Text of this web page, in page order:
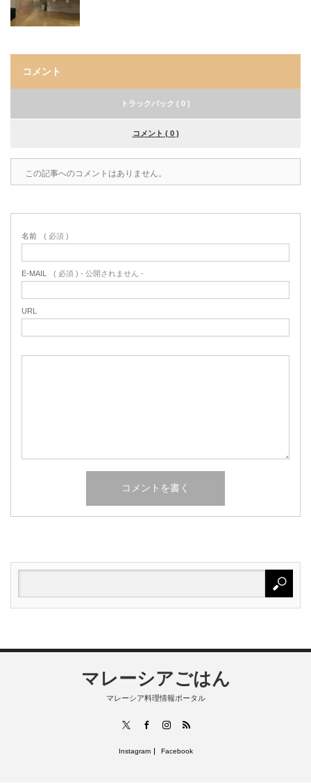
コメント
トラックバック ( 0 )
コメント ( 0 )
この記事へのコメントはありません。
名前 ( 必須 )
E-MAIL ( 必須 ) - 公開されません -
URL
マレーシアごはん
マレーシア料理情報ポータル
FacebookInstagram
RSS
Instagram Facebook